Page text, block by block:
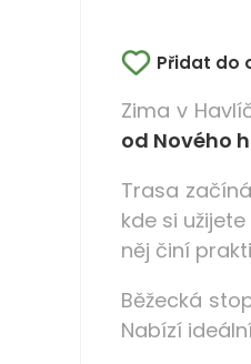
Přidat do
Zima v
od Nového
Trasa
kde si
něj činí
Běžecká
Nabízí